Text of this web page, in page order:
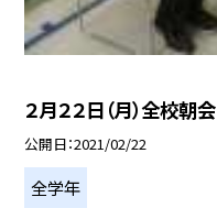
２月２２日（月）全校朝会
公開日 2021/02/22
全学年